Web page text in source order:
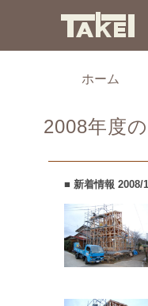
ホーム
2008年度
■ 新着情報